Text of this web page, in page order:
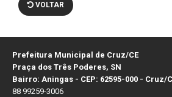
VOLTAR
Prefeitura Municipal de Cruz/CE
Praça dos Três Poderes, SN
Bairro: Aningas - CEP: 62595-000 - Cruz/
88 99259-3006